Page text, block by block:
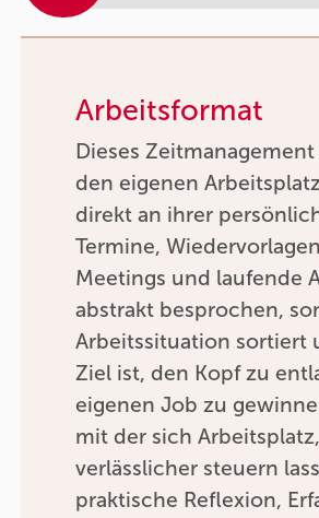
Arbeitsformat
Dieses
den eigenen
direkt an ihrer
Termine,
Meetings und laufende
abstrakt besprochen,
Arbeitssituation sortiert
Ziel ist, den Kopf zu
eigenen Job zu
mit der sich
verlässlicher steuern
praktische Reflexion,